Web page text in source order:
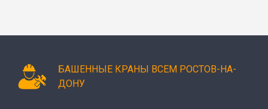
БАШЕННЫЕ КРАНЫ ВСЕМ РОСТОВ-НА-
ДОНУ